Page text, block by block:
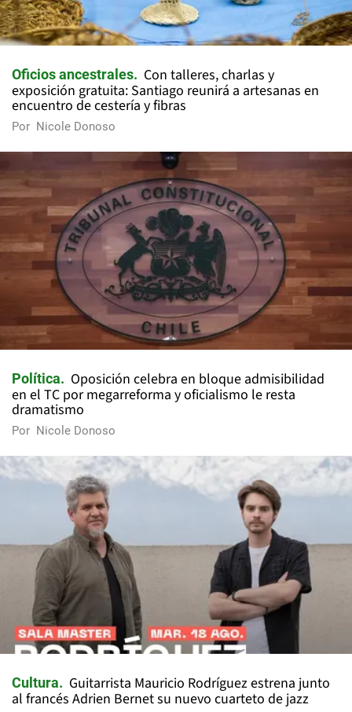
Oficios ancestrales
Con talleres, charlas y
exposición gratuita: Santiago reunirá a artesanas en
encuentro de cestería y fibras
Por Nicole Donoso
Política
Oposición celebra en bloque admisibilidad
en el TC por megarreforma y oficialismo le resta
dramatismo
Por Nicole Donoso
Cultura
Guitarrista Mauricio Rodríguez estrena junto
al francés Adrien Bernet su nuevo cuarteto de jazz